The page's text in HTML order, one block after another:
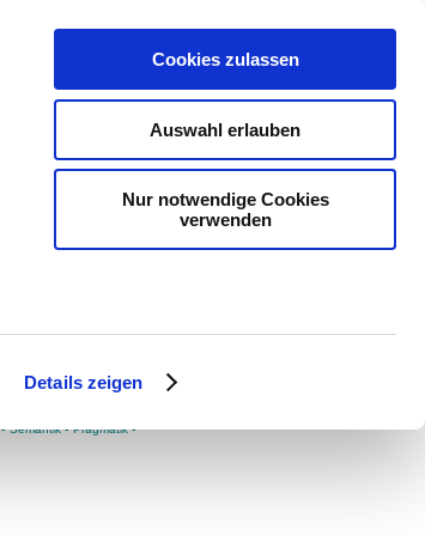
Details zeigen
Cookies zulassen
Auswahl erlauben
Nur notwendige Cookies
verwenden
▪Semantik▪Pragmatik▪